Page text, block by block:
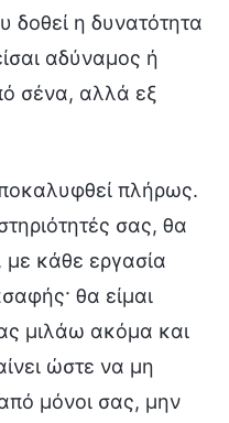
δοθεί η δυνατότητα
αδύναμος ή
σένα, αλλά εξ
πλήρως.
σας, θα
με κάθε εργασία
θα είμαι
μιλάω ακόμα και
ώστε να μη
μόνοι σας, μην